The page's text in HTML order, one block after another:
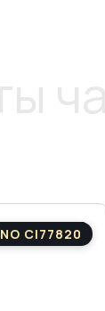
NO CI77820